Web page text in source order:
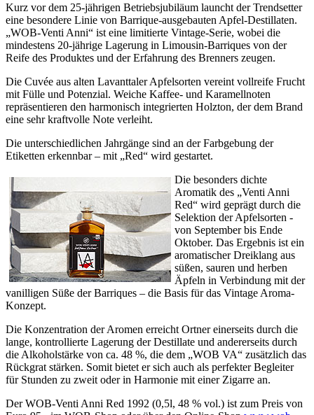
Kurz vor dem 25-jährigen Betriebsjubiläum launcht der Trendsetter
eine besondere Linie von Barrique-ausgebauten Apfel-Destillaten.
„WOB-Venti Anni“ ist eine limitierte Vintage-Serie, wobei die
mindestens 20-jährige Lagerung in Limousin-Barriques von der
Reife des Produktes und der Erfahrung des Brenners zeugen.
Die Cuvée aus alten Lavanttaler Apfelsorten vereint vollreife Frucht
mit Fülle und Potenzial. Weiche Kaffee- und Karamellnoten
repräsentieren den harmonisch integrierten Holzton, der dem Brand
eine sehr kraftvolle Note verleiht.
Die unterschiedlichen Jahrgänge sind an der Farbgebung der
Etiketten erkennbar – mit „Red“ wird gestartet.
Die besonders dichte
Aromatik des „Venti Anni
Red“ wird geprägt durch die
Selektion der Apfelsorten -
von September bis Ende
Oktober. Das Ergebnis ist ein
aromatischer Dreiklang aus
süßen, sauren und herben
Äpfeln in Verbindung mit der
vanilligen Süße der Barriques – die Basis für das Vintage Aroma-
Konzept.
Die Konzentration der Aromen erreicht Ortner einerseits durch die
lange, kontrollierte Lagerung der Destillate und andererseits durch
die Alkoholstärke von ca. 48 %, die dem „WOB VA“ zusätzlich das
Rückgrat stärken. Somit bietet er sich auch als perfekter Begleiter
für Stunden zu zweit oder in Harmonie mit einer Zigarre an.
Der WOB-Venti Anni Red 1992 (0,5l, 48 % vol.) ist zum Preis von